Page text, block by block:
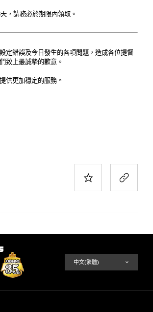
，請務必於期限內領取。
定錯誤及今日發生的各項問題，造成各位提督
致上最誠摯的歉意。
供更加穩定的服務。